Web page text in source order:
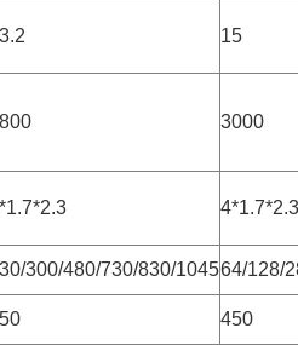
15
3000
4*1.7*2.3
300/480/730/830/104564/128/
450